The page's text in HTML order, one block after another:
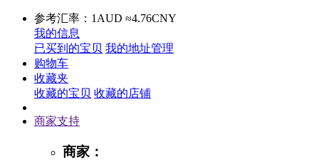
参考汇率：1AUD ≈4.76CNY
我的信息
已买到的宝贝 我的地址管理
购物车
收藏夹
收藏的宝贝 收藏的店铺
商家支持
商家：